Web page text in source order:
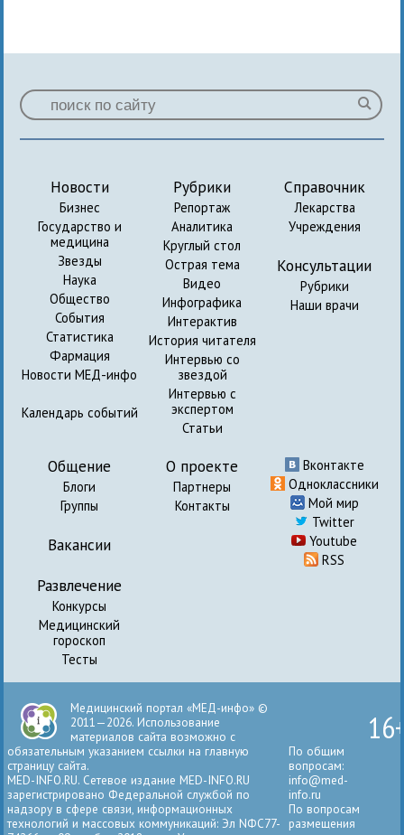
Новости
Бизнес
Государство и
медицина
Звезды
Наука
Общество
События
Статистика
Фармация
Новости МЕД-инфо
Календарь событий
Рубрики
Репортаж
Аналитика
Круглый стол
Острая тема
Видео
Инфографика
Интерактив
История читателя
Интервью со
звездой
Интервью с
экспертом
Статьи
Справочник
Лекарства
Учреждения
Консультации
Рубрики
Наши врачи
Общение
Блоги
Группы
Вакансии
Развлечение
Конкурсы
Медицинский
гороскоп
Тесты
О проекте
Партнеры
Контакты
Вконтакте
Одноклассники
Мой мир
Twitter
Youtube
RSS
Медицинский портал «МЕД-инфо» ©
2011—2026. Использование
материалов сайта возможно с
обязательным указанием ссылки на главную
страницу сайта.
MED-INFO.RU. Сетевое издание MED-INFO.RU
зарегистрировано Федеральной службой по
надзору в сфере связи, информационных
технологий и массовых коммуникаций: Эл NФС77-
По общим
вопросам:
info@med-
info.ru
По вопросам
размещения